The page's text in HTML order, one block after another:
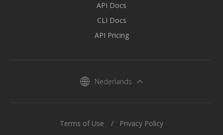
API Docs
CLI Docs
API Pricing
Nederlands
Terms of Use Privacy Policy